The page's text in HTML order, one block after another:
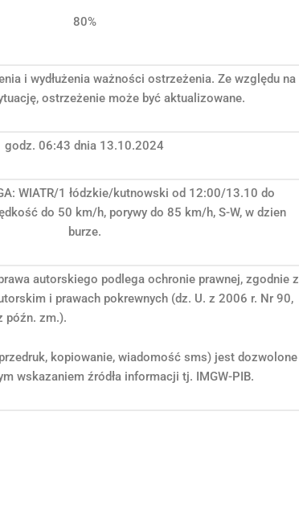
80%
i wydłużenia ważności ostrzeżenia. Ze względu na
ostrzeżenie może być aktualizowane.
godz. 06:43 dnia 13.10.2024
WIATR/1 łódzkie/kutnowski od 12:00/13.10 do
do 50 km/h, porywy do 85 km/h, S-W, w dzien
burze.
autorskiego podlega ochronie prawnej, zgodnie z
i prawach pokrewnych (dz. U. z 2006 r. Nr 90,
późn. zm.).
kopiowanie, wiadomość sms) jest dozwolone
wskazaniem źródła informacji tj. IMGW-PIB.